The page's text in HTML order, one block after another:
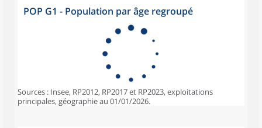
POP G1 - Population par âge regroupé
Sources : Insee, RP2012, RP2017 et RP2023, exploitations
principales, géographie au 01/01/2026.